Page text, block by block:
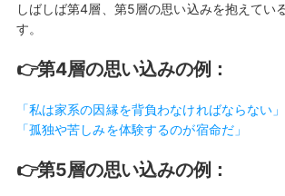
しばしば第4層、第5層の思い込みを抱えてい
す。
👉第4層の思い込みの例：
「私は家系の因縁を背負わなければならない」
「孤独や苦しみを体験するのが宿命だ」
👉第5層の思い込みの例：